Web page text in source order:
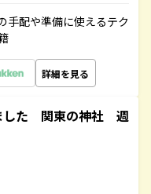
手配や準備に使えるテク
詳細を見る
した 関東の神社 週